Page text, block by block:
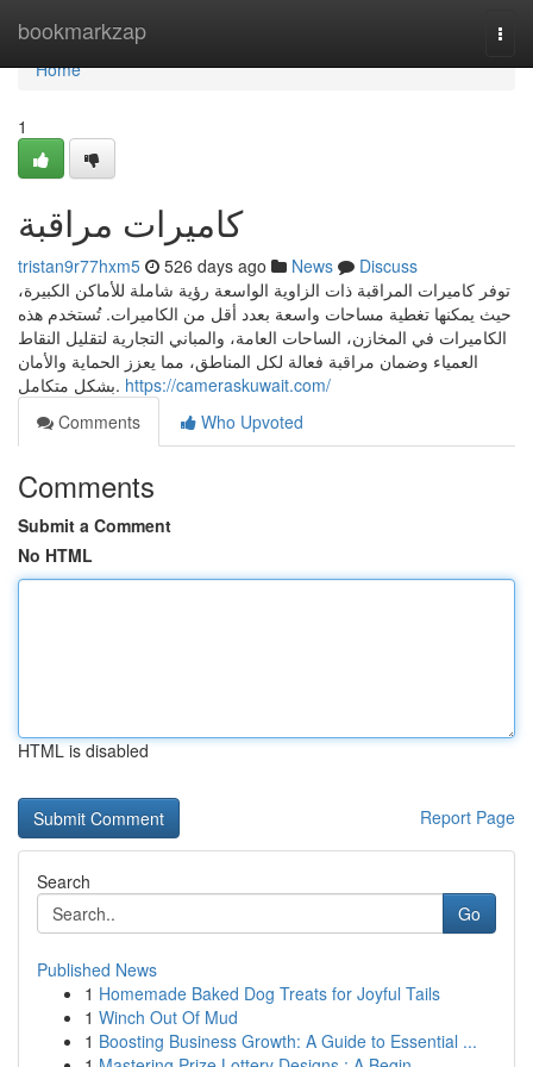
bookmarkzap
Home
Home
1
كاميرات مراقبة
tristan9r77hxm5 526 days ago News
Discuss
توفر كاميرات المراقبة ذات الزاوية الواسعة رؤية شاملة للأماكن الكبيرة،
حيث يمكنها تغطية مساحات واسعة بعدد أقل من الكاميرات. تُستخدم هذه
الكاميرات في المخازن، الساحات العامة، والمباني التجارية لتقليل النقاط
العمياء وضمان مراقبة فعالة لكل المناطق، مما يعزز الحماية والأمان
بشكل متكامل. https://cameraskuwait.com/
Comments
Who Upvoted
Comments
Submit a Comment
No HTML
HTML is disabled
Report Page
Search
Go
Published News
1 Homemade Baked Dog Treats for Joyful Tails
1 Winch Out Of Mud
1 Boosting Business Growth: A Guide to Essential ...